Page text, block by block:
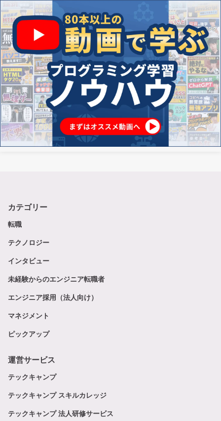
カテゴリー
転職
テクノロジー
インタビュー
未経験からのエンジニア転職者
エンジニア採用（法人向け）
マネジメント
ピックアップ
運営サービス
テックキャンプ
テックキャンプ スキルカレッジ
テックキャンプ 法人研修サービス